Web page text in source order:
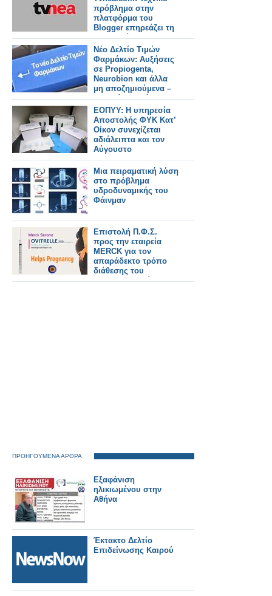
πρόβλημα στην
πλατφόρμα του
Blogger επηρεάζει τη
λειτουργία της
ιστοσελίδας
Νέο Δελτίο Τιμών
Φαρμάκων: Αυξήσεις
σε Propiogenta,
Neurobion και άλλα
μη αποζημιούμενα –
Τι αλλάζει από
31/7/2026
ΕΟΠΥΥ: Η υπηρεσία
Αποστολής ΦΥΚ Κατ’
Οίκον συνεχίζεται
αδιάλειπτα και τον
Αύγουστο
Μια πειραματική λύση
στο πρόβλημα
υδροδυναμικής του
Φάινμαν
Επιστολή Π.Φ.Σ.
προς την εταιρεία
MERCK για τον
απαράδεκτο τρόπο
διάθεσης του
φαρμακευτικού
ΠΡΟΗΓΟΥΜΕΝΑ ΑΡΘΡΑ
Εξαφάνιση
ηλικιωμένου στην
Αθήνα
Έκτακτο Δελτίο
Επιδείνωσης Καιρού